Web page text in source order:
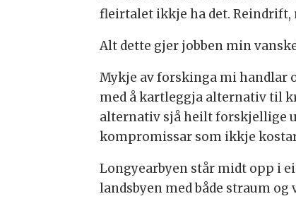
fleirtalet ikkje ha det.
Alt dette gjer jobben min
Mykje av forskinga mi handlar
med å kartleggja alternativ til
alternativ sjå heilt forskjellige
kompromissar som ikkje
Longyearbyen står midt opp i
landsbyen med både straum